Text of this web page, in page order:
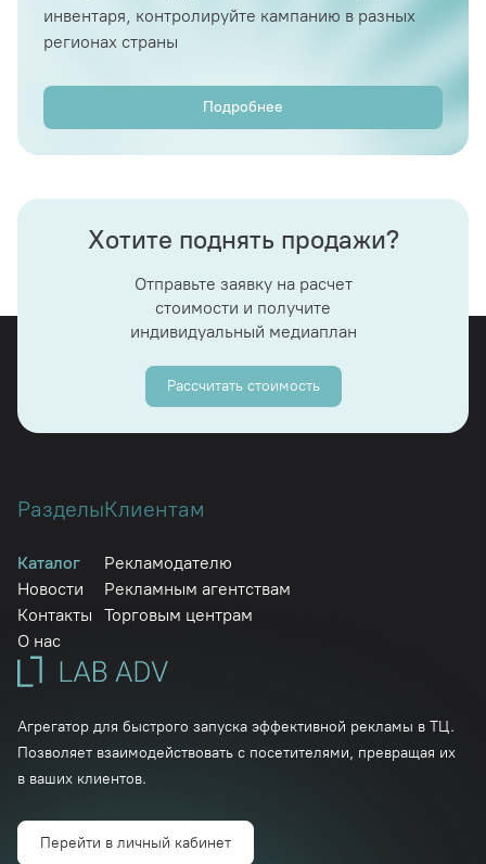
инвентаря, контролируйте кампанию в разных
регионах страны
Подробнее
Хотите поднять продажи?
Отправьте заявку на расчет
стоимости и получите
индивидуальный медиаплан
Рассчитать стоимость
Агрегатор для быстрого запуска эффективной рекламы в ТЦ.
Позволяет взаимодействовать с посетителями, превращая их
в ваших клиентов.
Перейти в личный кабинет
Разделы
Каталог
Новости
Контакты
О нас
Клиентам
Рекламодателю
Рекламным агентствам
Торговым центрам